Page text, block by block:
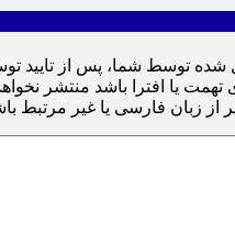
شده توسط شما، پس از تایید
تهمت یا افترا باشد منتشر
از زبان فارسی یا غیر مرتبط